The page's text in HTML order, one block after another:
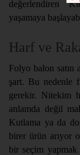
değerlendiren
yaşamaya
Harf ve
Folyo balon satın
şart. Bu nedenle
gerekir. Nitekim
anlamda değil
Kutlama ya da
birer ürün arıyor
bir seçim